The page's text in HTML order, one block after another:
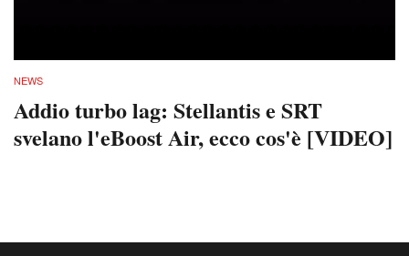
NEWS
Addio turbo lag: Stellantis e SRT
svelano l'eBoost Air, ecco cos'è [VIDEO]